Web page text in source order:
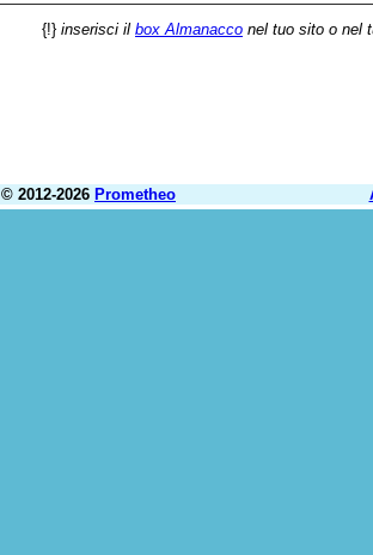
{!} inserisci il box Almanacco nel tuo sito o nel
© 2012-2026 Prometheo